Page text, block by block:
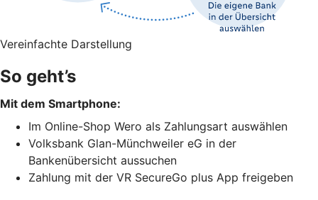
Vereinfachte Darstellung
So geht’s
Mit dem Smartphone:
Im Online-Shop Wero als Zahlungsart auswählen
Volksbank Glan-Münchweiler eG in der
Bankenübersicht aussuchen
Zahlung mit der VR SecureGo plus App freigeben